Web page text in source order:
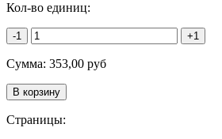
Кол-во единиц:
-1 +1
Сумма: 353,00 руб
Страницы: